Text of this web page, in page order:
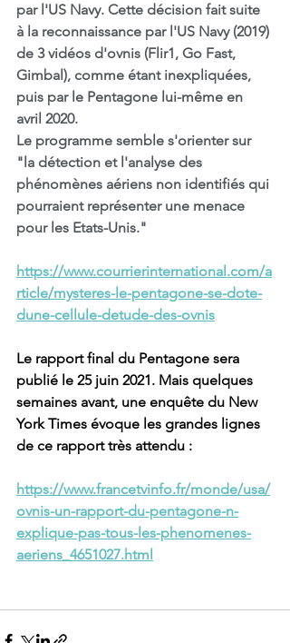
par l'US Navy. Cette décision fait suite
à la reconnaissance par l'US Navy (2019)
de 3 vidéos d'ovnis (Flir1, Go Fast,
Gimbal), comme étant inexpliquées,
puis par le Pentagone lui-même en
avril 2020.
Le programme semble s'orienter sur
"la détection et l'analyse des
phénomènes aériens non identifiés qui
pourraient représenter une menace
pour les Etats-Unis."
https://www.courrierinternational.com/a
rticle/mysteres-le-pentagone-se-dote-
dune-cellule-detude-des-ovnis
Le rapport final du Pentagone sera
publié le 25 juin 2021. Mais quelques
semaines avant, une enquête du New
York Times évoque les grandes lignes
de ce rapport très attendu :
https://www.francetvinfo.fr/monde/usa/
ovnis-un-rapport-du-pentagone-n-
explique-pas-tous-les-phenomenes-
aeriens_4651027.html